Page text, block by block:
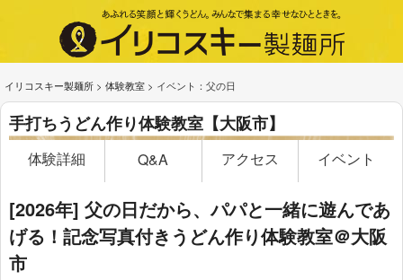
イリコスキー製麺所 > 体験教室 > イベント：父の日
手打ちうどん作り体験教室【大阪市】
体験詳細 Q&A アクセス イベント
[2026年] 父の日だから、パパと一緒に遊んであ
げる！記念写真付きうどん作り体験教室＠大阪
市